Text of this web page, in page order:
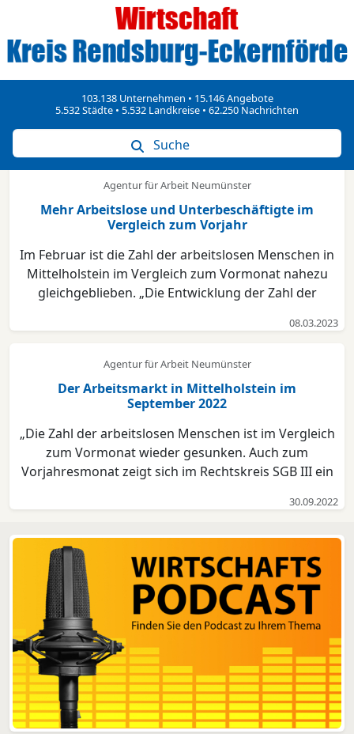
103.138 Unternehmen • 15.146 Angebote
5.532 Städte • 5.532 Landkreise • 62.250 Nachrichten
Suche
Agentur für Arbeit Neumünster
Mehr Arbeitslose und Unterbeschäftigte im
Vergleich zum Vorjahr
Im Februar ist die Zahl der arbeitslosen Menschen in
Mittelholstein im Vergleich zum Vormonat nahezu
gleichgeblieben. „Die Entwicklung der Zahl der
sie im Rechtskreis SGB III leicht zurückgegangen ist,
08.03.2023
Agentur für Arbeit Neumünster
Der Arbeitsmarkt in Mittelholstein im
September 2022
„Die Zahl der arbeitslosen Menschen ist im Vergleich
zum Vormonat wieder gesunken. Auch zum
Vorjahresmonat zeigt sich im Rechtskreis SGB III ein
Ukrainische Geflüchtete werden seit dem 1.6.2022
30.09.2022